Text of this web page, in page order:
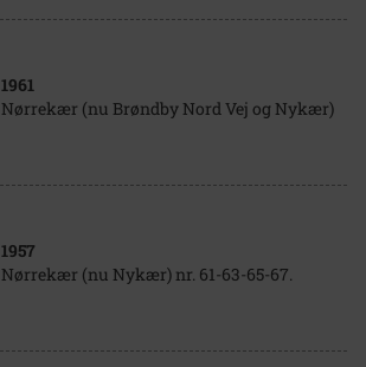
1961
Nørrekær (nu Brøndby Nord Vej og Nykær)
1957
Nørrekær (nu Nykær) nr. 61-63-65-67.